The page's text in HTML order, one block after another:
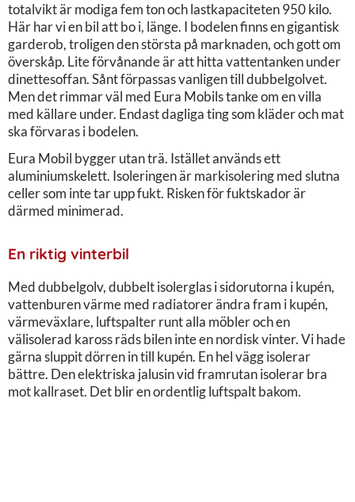
totalvikt är modiga fem ton och lastkapaciteten 950 kilo.
Här har vi en bil att bo i, länge. I bodelen finns en gigantisk
garderob, troligen den största på marknaden, och gott om
överskåp. Lite förvånande är att hitta vattentanken under
dinettesoffan. Sånt förpassas vanligen till dubbelgolvet.
Men det rimmar väl med Eura Mobils tanke om en villa
med källare under. Endast dagliga ting som kläder och mat
ska förvaras i bodelen.
Eura Mobil bygger utan trä. Istället används ett
aluminiumskelett. Isoleringen är markisolering med slutna
celler som inte tar upp fukt. Risken för fuktskador är
därmed minimerad.
En riktig vinterbil
Med dubbelgolv, dubbelt isolerglas i sidorutorna i kupén,
vattenburen värme med radiatorer ändra fram i kupén,
värmeväxlare, luftspalter runt alla möbler och en
välisolerad kaross räds bilen inte en nordisk vinter. Vi hade
gärna sluppit dörren in till kupén. En hel vägg isolerar
bättre. Den elektriska jalusin vid framrutan isolerar bra
mot kallraset. Det blir en ordentlig luftspalt bakom.